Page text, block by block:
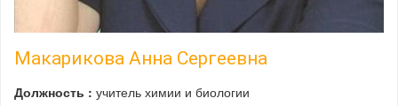
Макарикова Анна Сергеевна
Должность : учитель химии и биологии